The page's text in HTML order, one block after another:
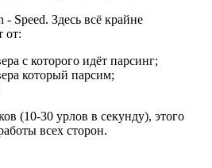
Speed. Здесь всё крайне
от:
с которого идёт парсинг;
который парсим;
(10-30 урлов в секунду), этого
всех сторон.